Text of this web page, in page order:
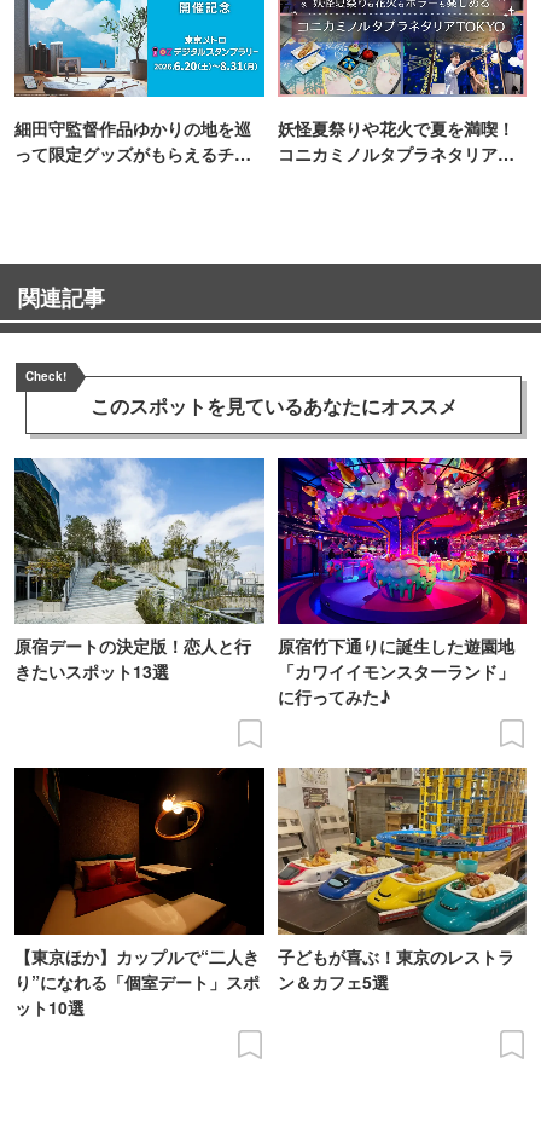
細田守監督作品ゆかりの地を巡
って限定グッズがもらえるチャ
妖怪夏祭りや花火で夏を満喫！
コニカミノルタプラネタリア
関連記事
Check!
このスポットを見ているあなたにオススメ
原宿デートの決定版！恋人と行
きたいスポット13選
原宿竹下通りに誕生した遊園地
「カワイイモンスターランド」
に行ってみた♪
【東京ほか】カップルで“二人き
り”になれる「個室デート」スポ
ット10選
子どもが喜ぶ！東京のレストラ
ン＆カフェ5選